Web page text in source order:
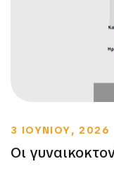
3 ΙΟΥΝΙΟΥ, 2026
Οι